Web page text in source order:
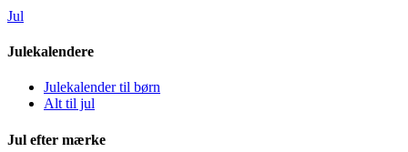
Jul
Julekalendere
Julekalender til børn
Alt til jul
Jul efter mærke